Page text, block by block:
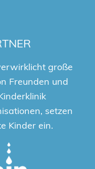
große
Freunden und
setzen
Kinder ein.